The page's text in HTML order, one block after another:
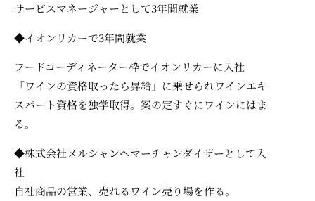
サービスマネージャーとして3年間就業
◆イオンリカーで3年間就業
フードコーディネーター枠でイオンリカーに入社
「ワインの資格取ったら昇給」に乗せられワインエキ
スパート資格を独学取得。案の定すぐにワインにはま
る。
◆株式会社メルシャンへマーチャンダイザーとして入
社
自社商品の営業、売れるワイン売り場を作る。